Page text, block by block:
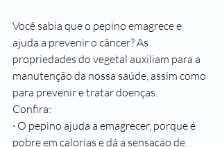
Você sabia que o pepino emagrece e
ajuda a prevenir o câncer? As
propriedades do vegetal auxiliam para a
manutenção da nossa saúde, assim como
para prevenir e tratar doenças.
Confira:
· O pepino ajuda a emagrecer, porque é
pobre em calorias e dá a sensação de